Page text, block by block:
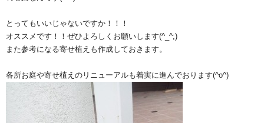
とってもいいじゃないですか！！！
オススメです！！ぜひよろしくお願いします(^_^;)
また参考になる寄せ植えも作成しておきます。
各所お庭や寄せ植えのリニューアルも着実に進んでおります(^o^)ゞ